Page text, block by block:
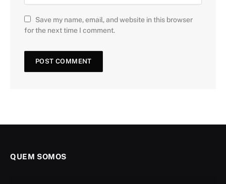
Save my name, email, and website in this browser
for the next time I comment.
QUEM SOMOS